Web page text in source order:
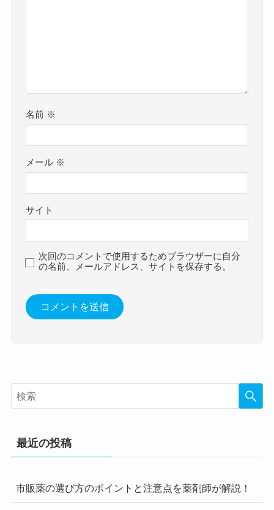
名前 ※
メール ※
サイト
次回のコメントで使用するためブラウザーに自分
の名前、メールアドレス、サイトを保存する。
最近の投稿
市販薬の選び方のポイントと注意点を薬剤師が解説！